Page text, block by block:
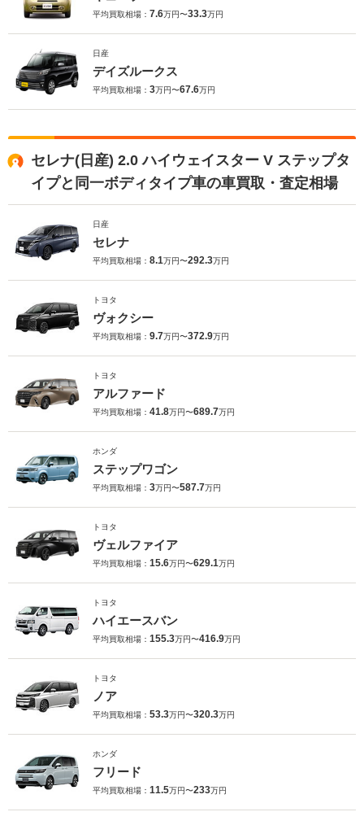
平均買取相場： 7.6万円〜33.3万円
日産
デイズルークス
平均買取相場： 3万円〜67.6万円
セレナ(日産) 2.0 ハイウェイスター V ステップタ
イプと同一ボディタイプ車の車買取・査定相場
日産
セレナ
平均買取相場： 8.1万円〜292.3万円
トヨタ
ヴォクシー
平均買取相場： 9.7万円〜372.9万円
トヨタ
アルファード
平均買取相場： 41.8万円〜689.7万円
ホンダ
ステップワゴン
平均買取相場： 3万円〜587.7万円
トヨタ
ヴェルファイア
平均買取相場： 15.6万円〜629.1万円
トヨタ
ハイエースバン
平均買取相場： 155.3万円〜416.9万円
トヨタ
ノア
平均買取相場： 53.3万円〜320.3万円
ホンダ
フリード
平均買取相場： 11.5万円〜233万円